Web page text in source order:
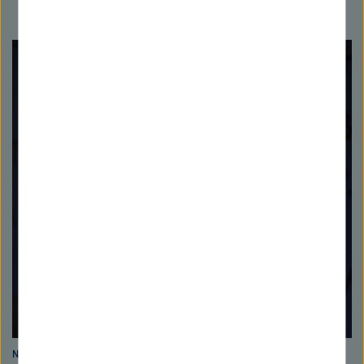
Nachwuchsgruppenleiter Dr. Guido Grosse. Bild: S. Loeschke/AWI